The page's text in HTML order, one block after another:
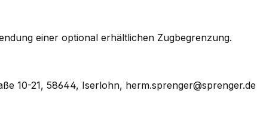
einer optional erhältlichen Zugbegrenzung.
10-21, 58644, Iserlohn, herm.sprenger@sprenger.de